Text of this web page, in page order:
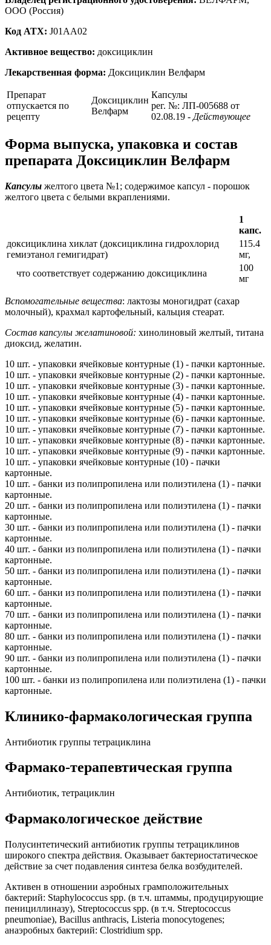
ООО (Россия)
Код ATX: J01AA02
Активное вещество: доксициклин
Лекарственная форма: Доксициклин Велфарм
Препарат
отпускается по
рецепту
Доксициклин
Велфарм
Капсулы
рег. №: ЛП-005688 от
02.08.19 - Действующее
Форма выпуска, упаковка и состав
препарата Доксициклин Велфарм
Капсулы желтого цвета №1; содержимое капсул - порошок
желтого цвета с белыми вкраплениями.
1
капс.
доксициклина хиклат (доксициклина гидрохлорид
гемиэтанол гемигидрат)
115.4
мг,
что соответствует содержанию доксициклина
100
мг
Вспомогательные вещества: лактозы моногидрат (сахар
молочный), крахмал картофельный, кальция стеарат.
Состав капсулы желатиновой: хинолиновый желтый, титана
диоксид, желатин.
10 шт. - упаковки ячейковые контурные (1) - пачки картонные.
10 шт. - упаковки ячейковые контурные (2) - пачки картонные.
10 шт. - упаковки ячейковые контурные (3) - пачки картонные.
10 шт. - упаковки ячейковые контурные (4) - пачки картонные.
10 шт. - упаковки ячейковые контурные (5) - пачки картонные.
10 шт. - упаковки ячейковые контурные (6) - пачки картонные.
10 шт. - упаковки ячейковые контурные (7) - пачки картонные.
10 шт. - упаковки ячейковые контурные (8) - пачки картонные.
10 шт. - упаковки ячейковые контурные (9) - пачки картонные.
10 шт. - упаковки ячейковые контурные (10) - пачки
картонные.
10 шт. - банки из полипропилена или полиэтилена (1) - пачки
картонные.
20 шт. - банки из полипропилена или полиэтилена (1) - пачки
картонные.
30 шт. - банки из полипропилена или полиэтилена (1) - пачки
картонные.
40 шт. - банки из полипропилена или полиэтилена (1) - пачки
картонные.
50 шт. - банки из полипропилена или полиэтилена (1) - пачки
картонные.
60 шт. - банки из полипропилена или полиэтилена (1) - пачки
картонные.
70 шт. - банки из полипропилена или полиэтилена (1) - пачки
картонные.
80 шт. - банки из полипропилена или полиэтилена (1) - пачки
картонные.
90 шт. - банки из полипропилена или полиэтилена (1) - пачки
картонные.
100 шт. - банки из полипропилена или полиэтилена (1) - пачки
картонные.
Клинико-фармакологическая группа
Антибиотик группы тетрациклина
Фармако-терапевтическая группа
Антибиотик, тетрациклин
Фармакологическое действие
Полусинтетический антибиотик группы тетрациклинов
широкого спектра действия. Оказывает бактериостатическое
действие за счет подавления синтеза белка возбудителей.
Активен в отношении аэробных грамположительных
бактерий: Staphylococcus spp. (в т.ч. штаммы, продуцирующие
пенициллиназу), Streptococcus spp. (в т.ч. Streptococcus
pneumoniae), Bacillus anthracis, Listeria monocytogenes;
анаэробных бактерий: Clostridium spp.